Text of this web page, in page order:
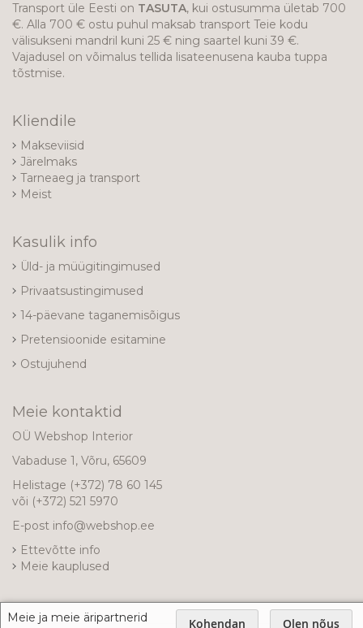
Meie ja meie äripartnerid
Kohendan Olen nõus
Transport üle Eesti on TASUTA, kui ostusumma ületab 700
€. Alla 700 € ostu puhul maksab transport Teie kodu
välisukseni mandril kuni 25 € ning saartel kuni 39 €.
Vajadusel on võimalus tellida lisateenusena kauba tuppa
tõstmise.
Kliendile
Makseviisid
Järelmaks
Tarneaeg ja transport
Meist
Kasulik info
Üld- ja müügitingimused
Privaatsustingimused
14-päevane taganemisõigus
Pretensioonide esitamine
Ostujuhend
Meie kontaktid
OÜ Webshop Interior
Vabaduse 1, Võru, 65609
Helistage (+372) 78 60 145
või (+372) 521 5970
E-post info@webshop.ee
Ettevõtte info
Meie kauplused